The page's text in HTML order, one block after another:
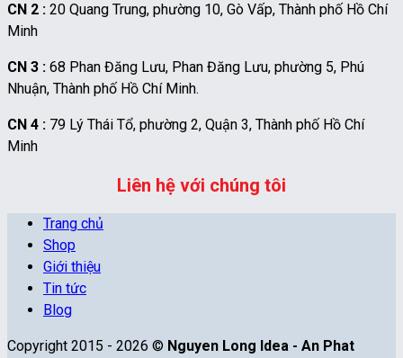
CN 2 : 20 Quang Trung, phường 10, Gò Vấp, Thành phố Hồ Chí
Minh
CN 3 : 68 Phan Đăng Lưu, Phan Đăng Lưu, phường 5, Phú
Nhuận, Thành phố Hồ Chí Minh.
CN 4 : 79 Lý Thái Tổ, phường 2, Quận 3, Thành phố Hồ Chí
Minh
Liên hệ với chúng tôi
Trang chủ
Shop
Giới thiệu
Tin tức
Blog
Copyright 2015 - 2026 © Nguyen Long Idea - An Phat